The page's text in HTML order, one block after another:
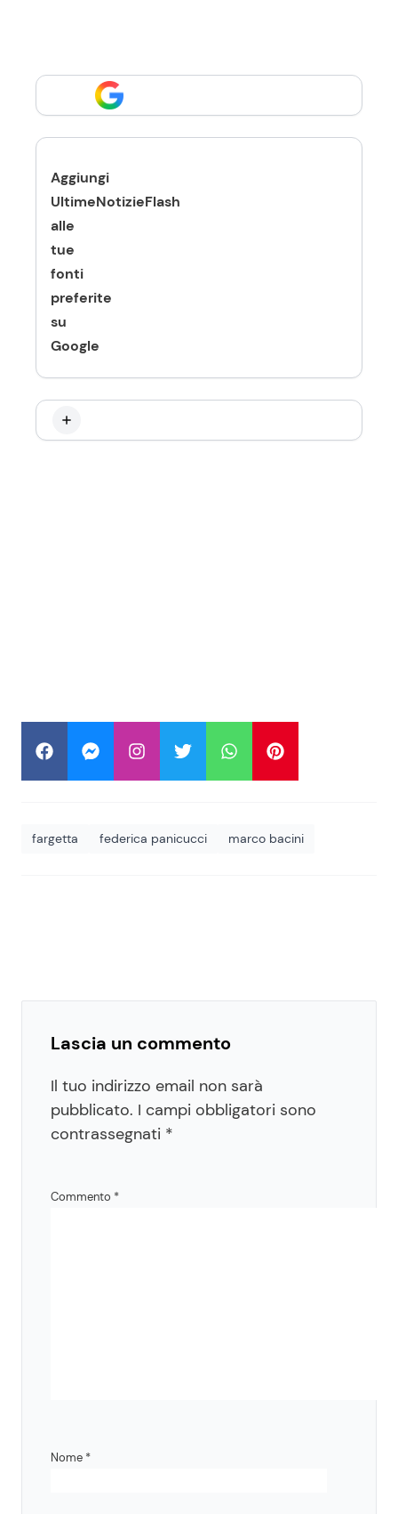
Aggiungi
UltimeNotizieFlash
alle
tue
fonti
preferite
su
Google
fargetta federica panicucci marco bacini
Lascia un commento
Il tuo indirizzo email non sarà
pubblicato. I campi obbligatori sono
contrassegnati *
Commento *
Nome *